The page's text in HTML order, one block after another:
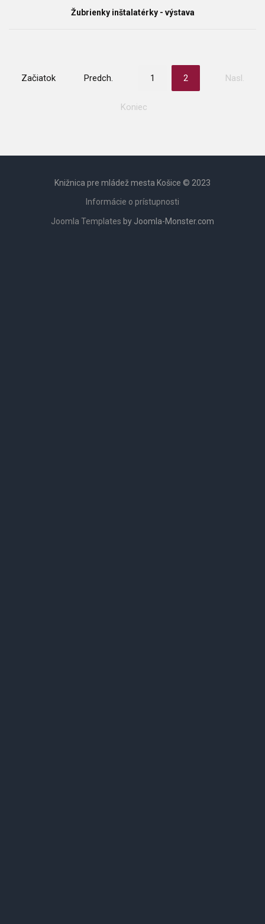
Žubrienky inštalatérky - výstava
Začiatok Predch. 1 2 Nasl.
Koniec
Knižnica pre mládež mesta Košice © 2023
Informácie o prístupnosti
Joomla Templates by Joomla-Monster.com